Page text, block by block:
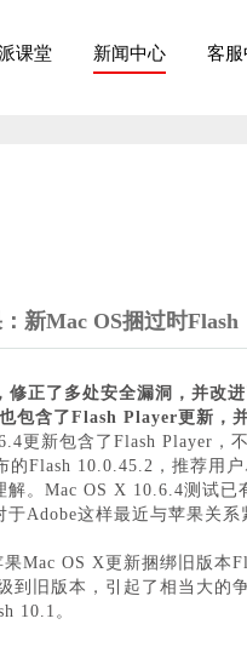
课堂 新闻中心 客服
新Mac OS捆过时Flash
正了多处安全漏洞，并改
包含了Flash Player更新，
更新包含了Flash Player
Flash 10.0.45.2，推荐用户
。Mac OS X 10.6.4测试
Adobe这样最近与苹果关系
Mac OS X更新捆绑旧版本
到旧版本，引起了相当大
10.1。